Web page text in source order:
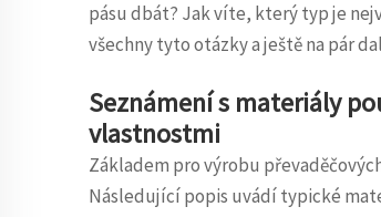
pásu dbát? Jak víte, který typ je
všechny tyto otázky a ještě na pár
Seznámení s materiály
vlastnostmi
Základem pro výrobu
Následující popis uvádí typické